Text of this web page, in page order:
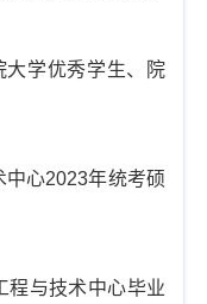
大学优秀学生、院
心2023年统考硕
程与技术中心毕业